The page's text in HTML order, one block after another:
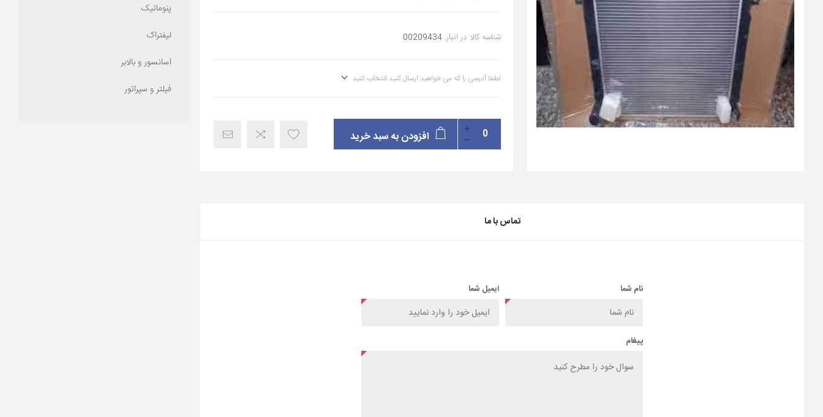
شناسه کالا در انبار: 00209434
لطفا آدرسی را که می خواهید ارسال کنید انتخاب کنید
افزودن به سبد خرید
تماس با ما
نام شما ایمیل شما
پیغام
پنوماتیک
لیفتراک
آسانسور و بالابر
فیلتر و سپراتور